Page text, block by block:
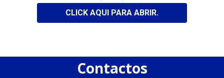
CLICK AQUI PARA ABRIR.
Contactos